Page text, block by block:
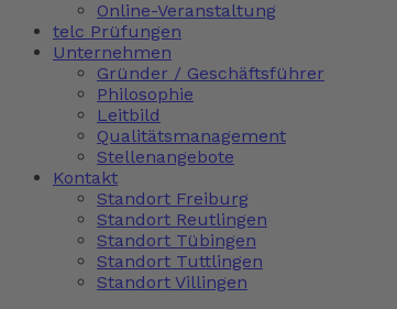
Online-Veranstaltung
telc Prüfungen
Unternehmen
Gründer / Geschäftsführer
Philosophie
Leitbild
Qualitätsmanagement
Stellenangebote
Kontakt
Standort Freiburg
Standort Reutlingen
Standort Tübingen
Standort Tuttlingen
Standort Villingen